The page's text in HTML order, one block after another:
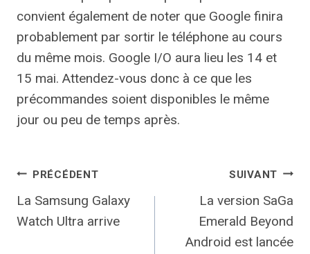
convient également de noter que Google finira
probablement par sortir le téléphone au cours
du même mois. Google I/O aura lieu les 14 et
15 mai. Attendez-vous donc à ce que les
précommandes soient disponibles le même
jour ou peu de temps après.
Navigation
de
PRÉCÉDENT
La Samsung Galaxy
Watch Ultra arrive
SUIVANT
La version SaGa
Emerald Beyond
Android est lancée